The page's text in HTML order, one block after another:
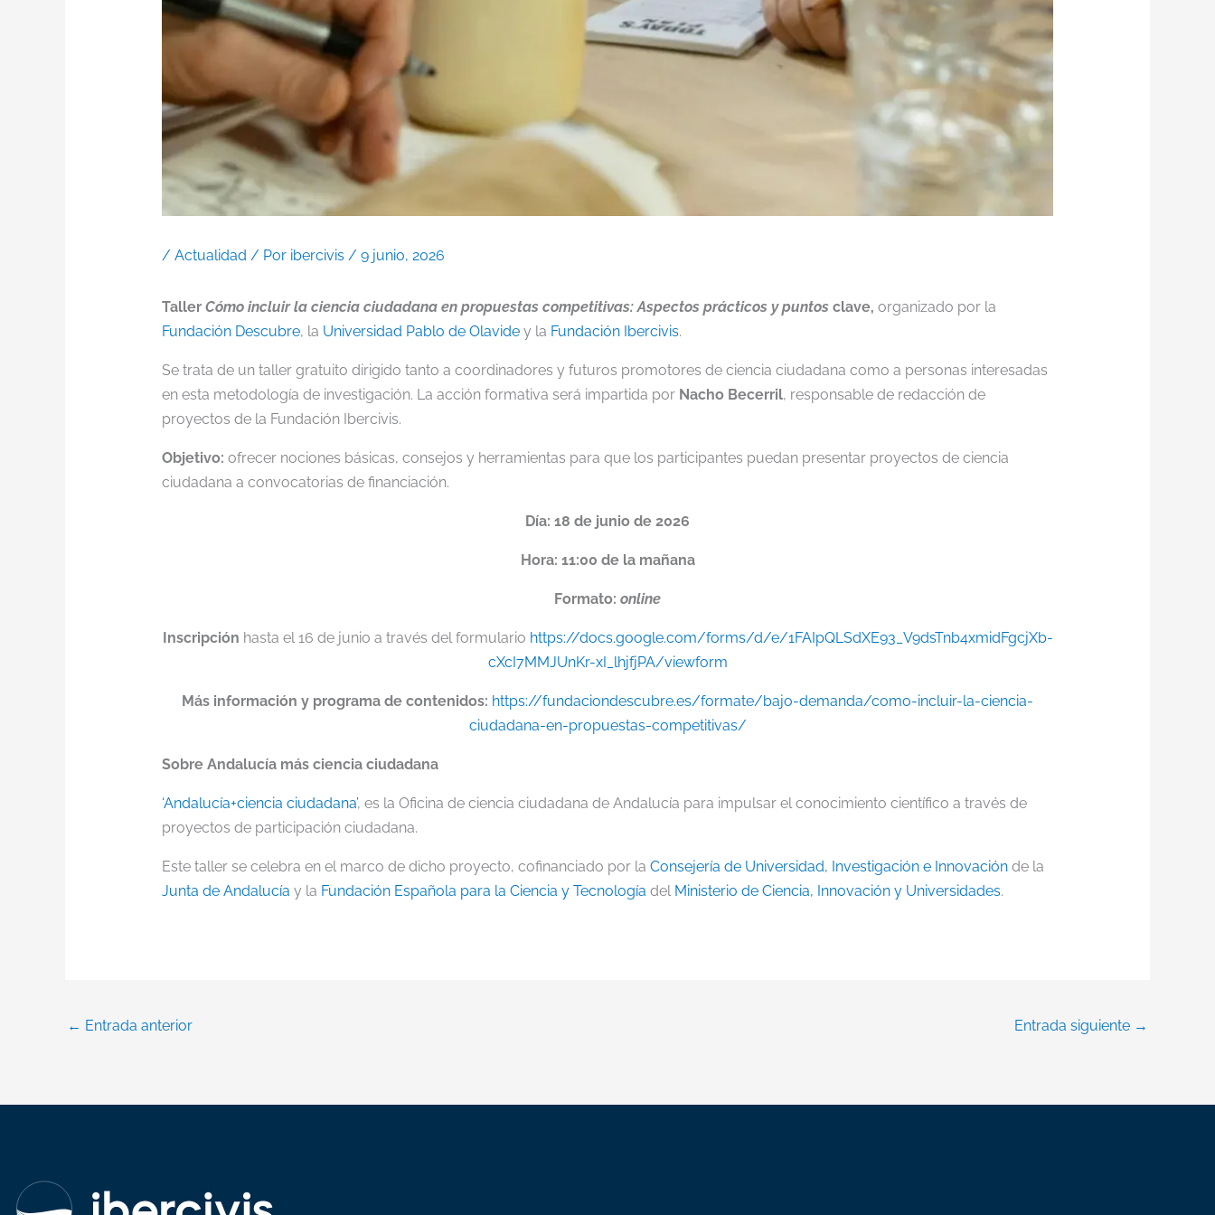
/ Actualidad / Por ibercivis / 9 junio, 2026
Taller Cómo incluir la ciencia ciudadana en propuestas competitivas: Aspectos prácticos y puntos clave, organizado por la
Fundación Descubre, la Universidad Pablo de Olavidey la Fundación Ibercivis.
Se trata de un taller gratuito dirigido tanto a coordinadores y futuros promotores de ciencia ciudadana como a personas interesadas
en esta metodología de investigación. La acción formativa será impartida por Nacho Becerril, responsable de redacción de
proyectos de la Fundación Ibercivis.
Objetivo: ofrecer nociones básicas, consejos y herramientas para que los participantes puedan presentar proyectos de ciencia
ciudadana a convocatorias de financiación.
Día: 18 de junio de 2026
Hora: 11:00 de la mañana
Formato: online
Inscripción hasta el 16 de junio a través del formulario https://docs.google.com/forms/d/e/1FAIpQLSdXE93_V9dsTnb4xmidFgcjXb-
cXcI7MMJUnKr-xI_lhjfjPA/viewform
Más información y programa de contenidos: https://fundaciondescubre.es/formate/bajo-demanda/como-incluir-la-ciencia-
ciudadana-en-propuestas-competitivas/
Sobre Andalucía más ciencia ciudadana
‘Andalucía+ciencia ciudadana’, es la Oficina de ciencia ciudadana de Andalucía para impulsar el conocimiento científico a través de
proyectos de participación ciudadana.
Este taller se celebra en el marco de dicho proyecto, cofinanciado por la Consejería de Universidad, Investigación e Innovaciónde la
Junta de Andalucía y la Fundación Española para la Ciencia y Tecnología del Ministerio de Ciencia, Innovación y Universidades.
← Entrada anterior Entrada siguiente →